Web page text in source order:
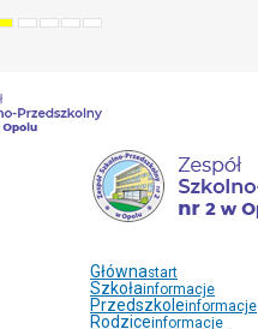
HighSetSetMake
Set
Głównastart
Szkołainformacje
Przedszkoleinformacje
Rodziceinformacje